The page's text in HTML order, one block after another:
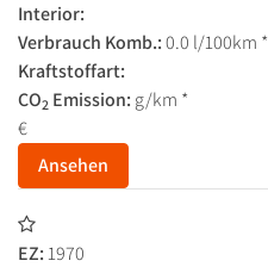
Interior:
Verbrauch Komb.:0.0 l/100km *
Kraftstoffart:
CO2 Emission: g/km *
€
Ansehen
EZ: 1970